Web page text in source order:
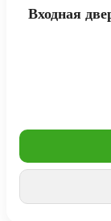
Входная